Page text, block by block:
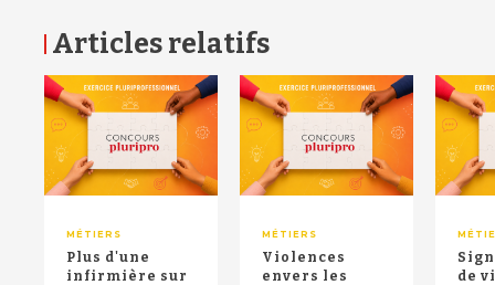
Articles relatifs
MÉTIERS
Plus d'une
infirmière sur
MÉTIERS
Violences
envers les
de
RETOUR HAUT DE PAGE